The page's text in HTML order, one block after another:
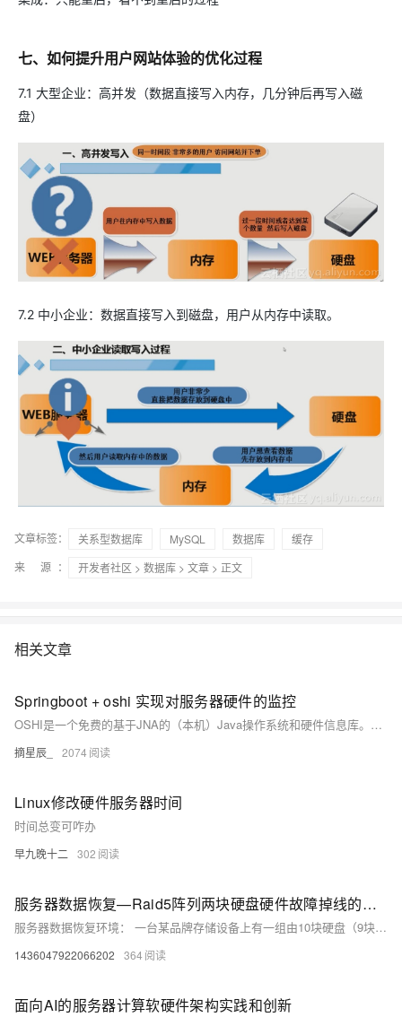
七、如何提升用户网站体验的优化过程
7.1 大型企业：高并发（数据直接写入内存，几分钟后再写入磁
盘）
7.2 中小企业：数据直接写入到磁盘，用户从内存中读取。
文章标签： 关系型数据库 MySQL 数据库
缓存
来 源：
开发者社区 > 数据库 > 文章 > 正文
相关文章
Springboot + oshi 实现对服务器硬件的监控
OSHI是一个免费的基于JNA的（本机）Java操作系统和硬件信息库。它不需要安装任何额外的本地库，旨在提供跨平台实现来检索系统信息，如操作系统版本、进程、内存和CPU使用情况、磁盘和分区、设备、传感器等。
摘星辰_ 2074
Linux修改硬件服务器时间
时间总变可咋办
早九晚十二 302
服务器数据恢复—Raid5阵列两块硬盘硬件故障掉线的数据恢复案例
服务器数据恢复环境： 一台某品牌存储设备上有一组由10块硬盘（9块数据盘+1块热备盘）组建的raid5阵列，上层部署vmware exsi虚拟化平台。 服务器故障： raid5阵列中两块硬盘对应的指示灯亮黄灯掉线。硬盘序列号无法读取，通过SAS扩展卡也无法读取。
1436047922066202 364
面向AI的服务器计算软硬件架构实践和创新